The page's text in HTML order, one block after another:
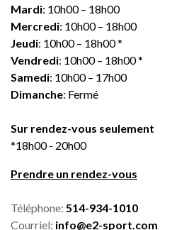
Mardi: 10h00 – 18h00
Mercredi: 10h00 – 18h00
Jeudi: 10h00 – 18h00 *
Vendredi: 10h00 – 18h00 *
Samedi: 10h00 – 17h00
Dimanche: Fermé
Sur rendez-vous seulement
*18h00 - 20h00
Prendre un rendez-vous
Téléphone: 514-934-1010
Courriel: info@e2-sport.com